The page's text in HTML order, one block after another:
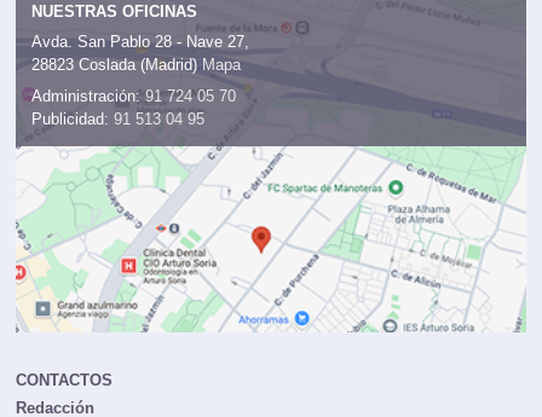
NUESTRAS OFICINAS
Avda. San Pablo 28 - Nave 27,
28823 Coslada (Madrid)
Mapa
Administración:91 724 05 70
Publicidad:
CONTACTOS